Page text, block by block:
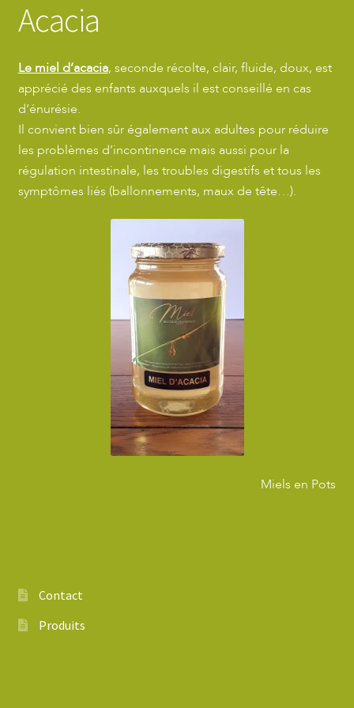
Acacia
Le miel d’acacia, seconde récolte, clair, fluide, doux, est
apprécié des enfants auxquels il est conseillé en cas
d’énurésie.
Il convient bien sûr également aux adultes pour réduire
les problèmes d’incontinence mais aussi pour la
régulation intestinale, les troubles digestifs et tous les
symptômes liés (ballonnements, maux de tête…).
Miels en Pots
Contact
Produits